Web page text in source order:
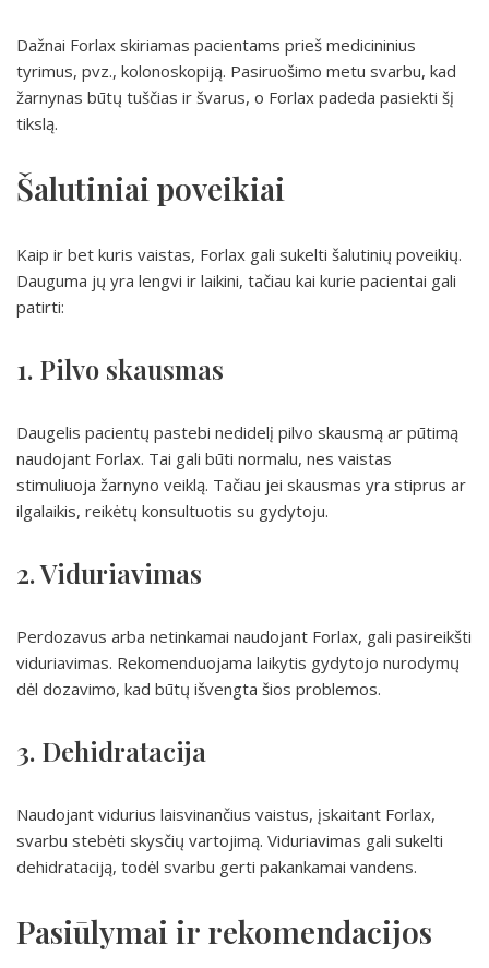
Dažnai Forlax skiriamas pacientams prieš medicininius
tyrimus, pvz., kolonoskopiją. Pasiruošimo metu svarbu, kad
žarnynas būtų tuščias ir švarus, o Forlax padeda pasiekti šį
tikslą.
Šalutiniai poveikiai
Kaip ir bet kuris vaistas, Forlax gali sukelti šalutinių poveikių.
Dauguma jų yra lengvi ir laikini, tačiau kai kurie pacientai gali
patirti:
1. Pilvo skausmas
Daugelis pacientų pastebi nedidelį pilvo skausmą ar pūtimą
naudojant Forlax. Tai gali būti normalu, nes vaistas
stimuliuoja žarnyno veiklą. Tačiau jei skausmas yra stiprus ar
ilgalaikis, reikėtų konsultuotis su gydytoju.
2. Viduriavimas
Perdozavus arba netinkamai naudojant Forlax, gali pasireikšti
viduriavimas. Rekomenduojama laikytis gydytojo nurodymų
dėl dozavimo, kad būtų išvengta šios problemos.
3. Dehidratacija
Naudojant vidurius laisvinančius vaistus, įskaitant Forlax,
svarbu stebėti skysčių vartojimą. Viduriavimas gali sukelti
dehidrataciją, todėl svarbu gerti pakankamai vandens.
Pasiūlymai ir rekomendacijos